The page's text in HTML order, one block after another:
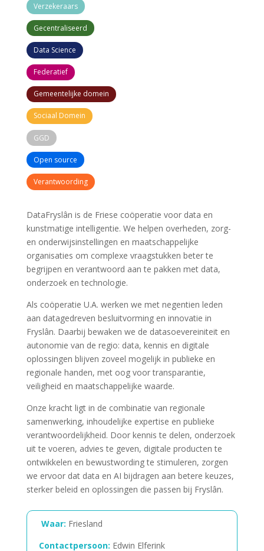
Verzekeraars
Gecentraliseerd
Data Science
Federatief
Gemeentelijke domein
Sociaal Domein
GGD
Open source
Verantwoording
DataFryslân is de Friese coöperatie voor data en
kunstmatige intelligentie. We helpen overheden, zorg-
en onderwijsinstellingen en maatschappelijke
organisaties om complexe vraagstukken beter te
begrijpen en verantwoord aan te pakken met data,
onderzoek en technologie.
Als coöperatie U.A. werken we met negentien leden
aan datagedreven besluitvorming en innovatie in
Fryslân. Daarbij bewaken we de datasoevereiniteit en
autonomie van de regio: data, kennis en digitale
oplossingen blijven zoveel mogelijk in publieke en
regionale handen, met oog voor transparantie,
veiligheid en maatschappelijke waarde.
Onze kracht ligt in de combinatie van regionale
samenwerking, inhoudelijke expertise en publieke
verantwoordelijkheid. Door kennis te delen, onderzoek
uit te voeren, advies te geven, digitale producten te
ontwikkelen en bewustwording te stimuleren, zorgen
we ervoor dat data en AI bijdragen aan betere keuzes,
sterker beleid en oplossingen die passen bij Fryslân.
Waar: Friesland
Contactpersoon: Edwin Elferink